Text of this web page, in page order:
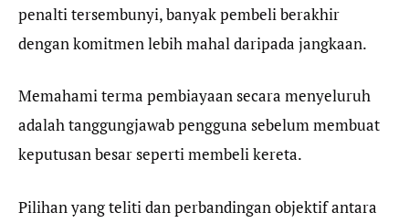
penalti tersembunyi, banyak pembeli berakhir
dengan komitmen lebih mahal daripada jangkaan.
Memahami terma pembiayaan secara menyeluruh
adalah tanggungjawab pengguna sebelum membuat
keputusan besar seperti membeli kereta.
Pilihan yang teliti dan perbandingan objektif antara